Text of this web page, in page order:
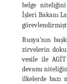
belge niteliğini
İşleri Bakanı
Rusya’nın
zirvelerin
vesile ile
devamı
ilkelerde bazı